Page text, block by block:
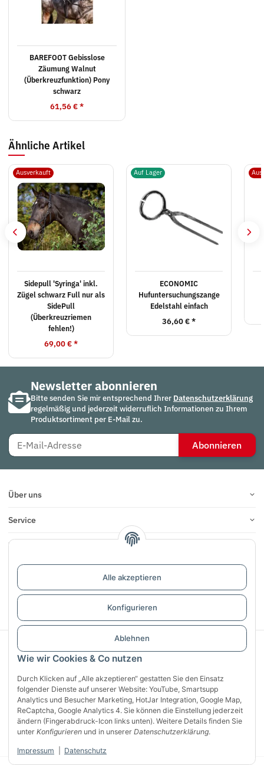
Wie wir Cookies & Co nutzen
Durch Klicken auf „Alle akzeptieren“ gestatten Sie den Einsatz
folgender Dienste auf unserer Website: YouTube, Smartsupp
Analytics und Besucher Marketing, HotJar Integration, Google Map,
ReCaptcha, Google Analytics 4. Sie können die Einstellung jederzeit
ändern (Fingerabdruck-Icon links unten). Weitere Details finden Sie
unter Konfigurieren und in unserer Datenschutzerklärung.
Impressum Datenschutz
Alle akzeptieren
Konfigurieren
Ablehnen
BAREFOOT Gebisslose
Zäumung Walnut
(Überkreuzfunktion) Pony
schwarz
61,56 €*
Ähnliche Artikel
Ausverkauft
Sidepull 'Syringa' inkl.
Zügel schwarz Full nur als
SidePull
(Überkreuzriemen
fehlen!)
69,00 €*
Auf Lager
ECONOMIC
Hufuntersuchungszange
Edelstahl einfach
36,60 €*
Newsletter abonnieren
Bitte senden Sie mir entsprechend Ihrer Datenschutzerklärung
regelmäßig und jederzeit widerruflich Informationen zu Ihrem
Produktsortiment per E-Mail zu.
Abonnieren
Über uns
Service
Infos
Bewertungen
Vertrag widerrufen